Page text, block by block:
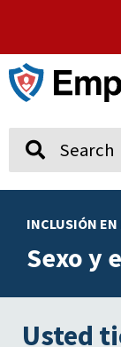
INCLUSIÓN EN
Sexo y
Usted